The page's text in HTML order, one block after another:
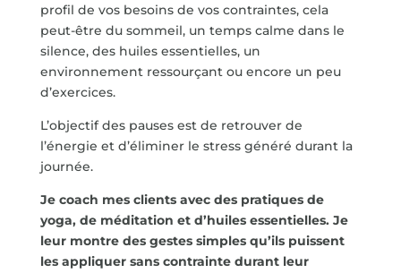
profil de vos besoins de vos contraintes, cela
peut-être du sommeil, un temps calme dans le
silence, des huiles essentielles, un
environnement ressourçant ou encore un peu
d’exercices.
L’objectif des pauses est de retrouver de
l’énergie et d’éliminer le stress généré durant la
journée.
Je coach mes clients avec des pratiques de
yoga, de méditation et d’huiles essentielles. Je
leur montre des gestes simples qu’ils puissent
les appliquer sans contrainte durant leur